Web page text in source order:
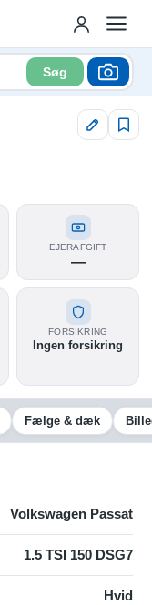
Søg
EJERAFGIFT
—
FORSIKRING
Ingen forsikring
Fælge & dæk
Volkswagen Passat
1.5 TSI 150 DSG7
Hvid